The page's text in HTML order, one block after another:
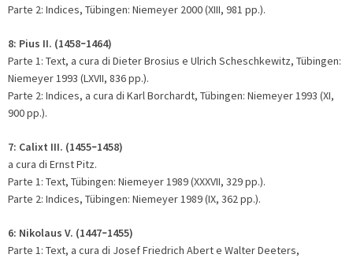
Parte 2: Indices, Tübingen: Niemeyer 2000 (XIII, 981 pp.).
8: Pius II. (1458–1464)
Parte 1: Text, a cura di Dieter Brosius e Ulrich Scheschkewitz, Tübingen:
Niemeyer 1993 (LXVII, 836 pp.).
Parte 2: Indices, a cura di Karl Borchardt, Tübingen: Niemeyer 1993 (XI,
900 pp.).
7: Calixt III. (1455–1458)
a cura di Ernst Pitz.
Parte 1: Text, Tübingen: Niemeyer 1989 (XXXVII, 329 pp.).
Parte 2: Indices, Tübingen: Niemeyer 1989 (IX, 362 pp.).
6: Nikolaus V. (1447–1455)
Parte 1: Text, a cura di Josef Friedrich Abert e Walter Deeters,